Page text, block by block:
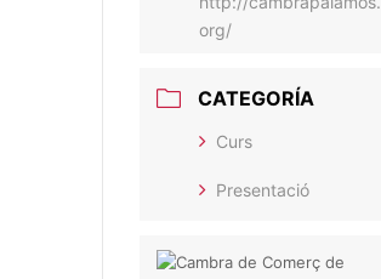
org/
CATEGORÍA
Curs
Presentació